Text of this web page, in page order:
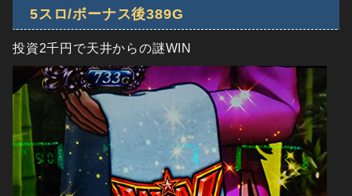
5スロ/ボーナス後389G
投資2千円で天井からの謎WIN